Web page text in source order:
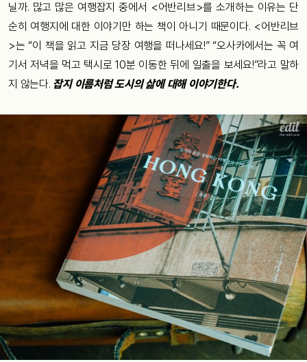
닐까. 많고 많은 여행잡지 중에서 <어반리브>를 소개하는 이유는 단
순히 여행지에 대한 이야기만 하는 책이 아니기 때문이다. <어반리브
>는 “이 책을 읽고 지금 당장 여행을 떠나세요!” “오사카에서는 꼭 여
기서 저녁을 먹고 택시로 10분 이동한 뒤에 일출을 보세요!”라고 말하
지 않는다. 잡지 이름처럼도시의 삶에 대해 이야기한다.